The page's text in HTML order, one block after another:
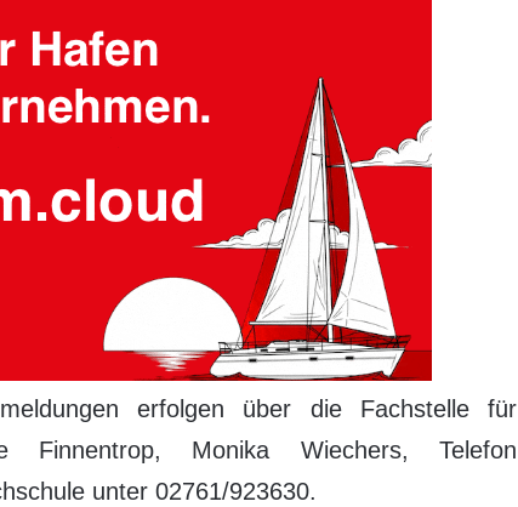
erfolgen über die Fachstelle für
Finnentrop, Monika Wiechers, Telefon
unter 02761/923630.